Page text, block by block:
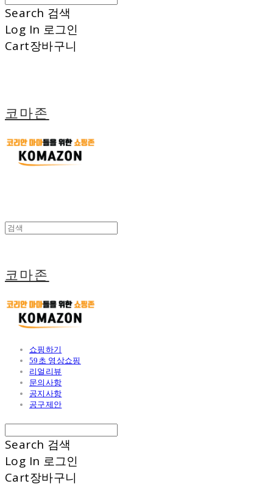
Search 검색
Log In 로그인
Cart장바구니
코마존
코마존
쇼핑하기
59초 영상쇼핑
리얼리뷰
문의사항
공지사항
공구제안
Search 검색
Log In 로그인
Cart장바구니